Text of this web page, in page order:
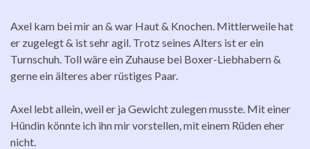
Axel kam bei mir an & war Haut & Knochen. Mittlerweile hat
er zugelegt & ist sehr agil. Trotz seines Alters ist er ein
Turnschuh. Toll wäre ein Zuhause bei Boxer-Liebhabern &
gerne ein älteres aber rüstiges Paar.
Axel lebt allein, weil er ja Gewicht zulegen musste. Mit einer
Hündin könnte ich ihn mir vorstellen, mit einem Rüden eher
nicht.